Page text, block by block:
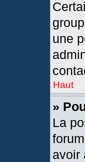
une
Haut
»
La
avoir